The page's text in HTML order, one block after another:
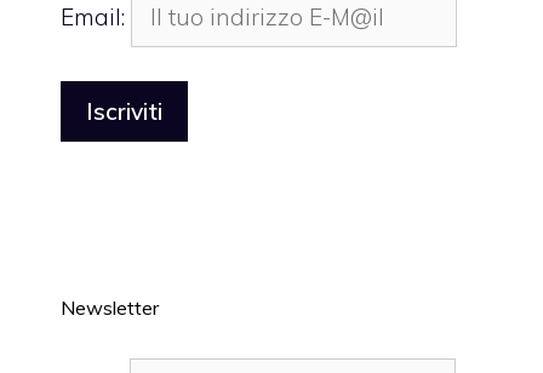
Email:
Newsletter